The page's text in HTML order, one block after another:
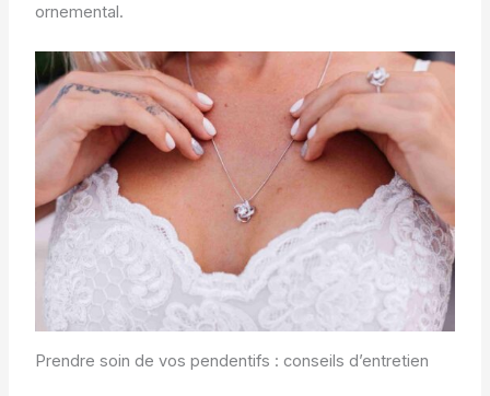
ornemental.
Prendre soin de vos pendentifs : conseils d’entretien